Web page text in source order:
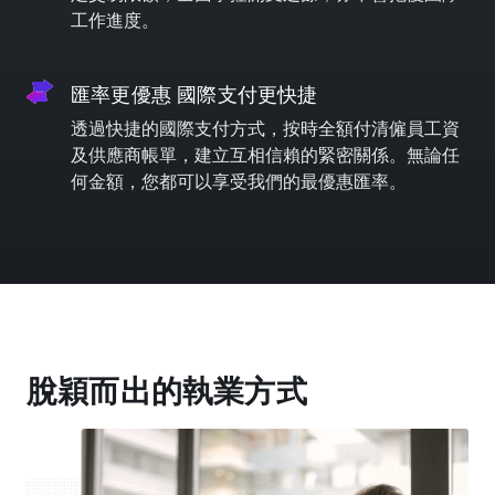
工作進度。
匯率更優惠 國際支付更快捷
透過快捷的國際支付方式，按時全額付清僱員工資
及供應商帳單，建立互相信賴的緊密關係。無論任
何金額，您都可以享受我們的最優惠匯率。
脫穎而出的執業方式